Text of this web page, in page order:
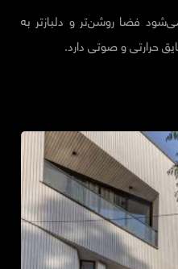
فضا روشن‌تر و دلباز‌تر به
حرارتی و صوتی دارد.